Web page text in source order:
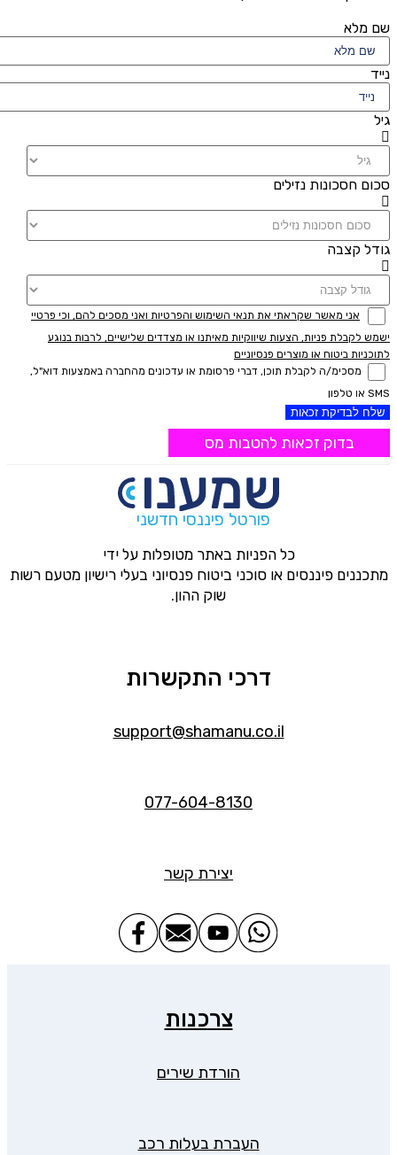
שם מלא
נייד
גיל
סכום חסכונות נזילים
גודל קצבה
אני מאשר שקראתי את תנאי השימוש והפרטיות ואני מסכים להם, וכי פרטיי
ישמש לקבלת פניות, הצעות שיווקיות מאיתנו או מצדדים שלישיים, לרבות בנוגע
לתוכניות ביטוח או מוצרים פנסיוניים
מסכימ/ה לקבלת תוכן, דברי פרסומת או עדכונים מהחברה באמצעות דוא"ל,
SMS או טלפון
שלח לבדיקת זכאות
בדוק זכאות להטבות מס
פורטל פיננסי חדשני
כל הפניות באתר מטופלות על ידי
מתכננים פיננסים או סוכני ביטוח פנסיוני בעלי רישיון מטעם רשות
שוק ההון.
דרכי התקשרות
support@shamanu.co.il
077-604-8130
יצירת קשר
צרכנות
הורדת שירים
העברת בעלות רכב